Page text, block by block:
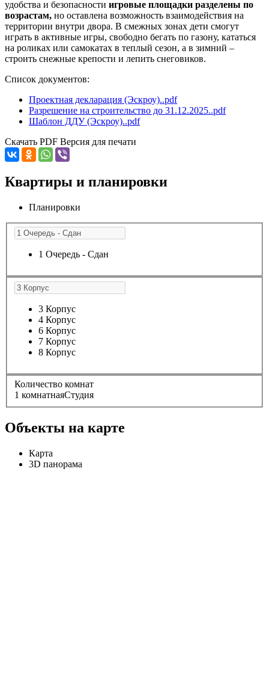
удобства и безопасности игровые площадки разделены по
возрастам, но оставлена возможность взаимодействия на
территории внутри двора. В смежных зонах дети смогут
играть в активные игры, свободно бегать по газону, кататься
на роликах или самокатах в теплый сезон, а в зимний –
строить снежные крепости и лепить снеговиков.
Список документов:
Проектная декларация (Эскроу)..pdf
Разрешение на строительство до 31.12.2025..pdf
Шаблон ДДУ (Эскроу)..pdf
Скачать PDF Версия для печати
Квартиры и планировки
Планировки
1 Очередь - Сдан
3 Корпус
4 Корпус
6 Корпус
7 Корпус
8 Корпус
Количество комнат
1 комнатнаяСтудия
Объекты на карте
Карта
3D панорама